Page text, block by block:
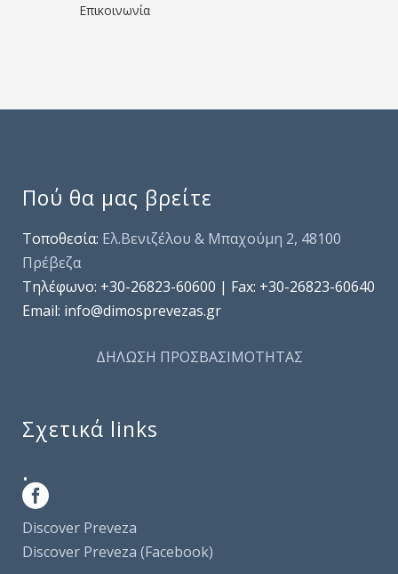
Επικοινωνία
Πού θα μας βρείτε
Τοποθεσία: Ελ.Βενιζέλου & Μπαχούμη 2, 48100
Πρέβεζα
Τηλέφωνo: +30-26823-60600 | Fax: +30-26823-60640
Email: info@dimosprevezas.gr
ΔΗΛΩΣΗ ΠΡΟΣΒΑΣΙΜΟΤΗΤΑΣ
Σχετικά links
.
Discover Preveza
Discover Preveza (Facebook)